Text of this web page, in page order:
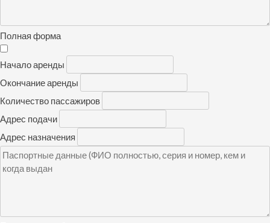
Полная форма
Начало аренды
Окончание аренды
Количество пассажиров
Адрес подачи
Адрес назначения